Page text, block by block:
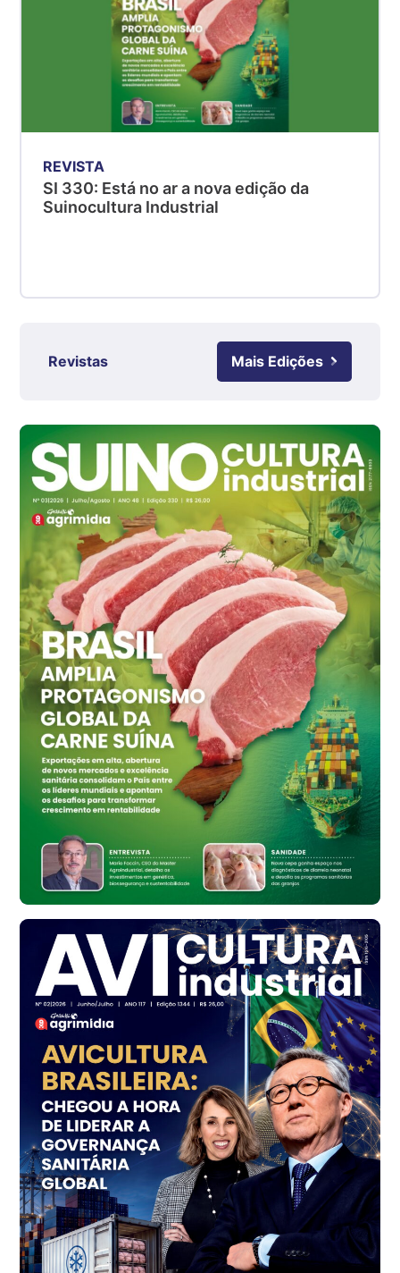
Suíno - Estadual
Suíno - Estadual
kg
Suíno - Estadual
SC
R$ 142,87
cx
Ovo Branco - Regional
Branco
R$ 145,34
cx
Ovo Vermelho - Regional
Grande São Paulo (SP)
R$ 155,59
cx
Ovo Vermelho - Regional
Vermelho
R$ 159,31
cx
Ovo Branco - Regional
Bastos (SP)
R$ 134,42
cx
Ovo Vermelho - Regional
Bastos (SP)
R$ 148,56
Frango - Indicador
R$ 7,16
kg
Frango - Indicador
SP
R$ 7,18
kg
Trigo Atacado - Regional
PR
R$ 1.414,46
t
Trigo Atacado - Regional
RS
R$ 1.314,61
REVISTA
SI 330: Está no ar a nova edição da
Suinocultura Industrial
Revistas Mais Edições